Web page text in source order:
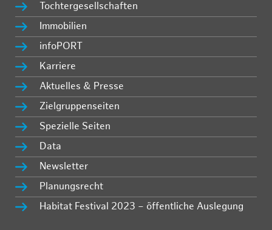
Tochtergesellschaften
Immobilien
infoPORT
Karriere
Aktuelles & Presse
Zielgruppenseiten
Spezielle Seiten
Data
Newsletter
Planungsrecht
Habitat Festival 2023 – öffentliche Auslegung